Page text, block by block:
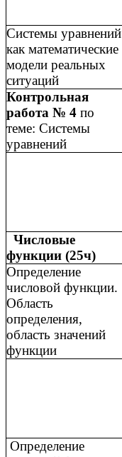
Системы уравнений
как математические
модели реальных
ситуаций
Контрольная
работа № 4 по
теме: Системы
уравнений
Числовые
функции (25ч)
Определение
числовой функции.
Область
определения,
область значений
функции
Определение